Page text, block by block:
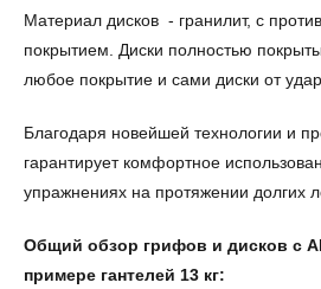
Материал дисков - гранилит, с
покрытием. Диски полностью
любое покрытие и сами диски от
Благодаря новейшей технологии и
гарантирует комфортное
упражнениях на протяжении долгих
Общий обзор грифов и дисков с
примере гантелей 13 кг: